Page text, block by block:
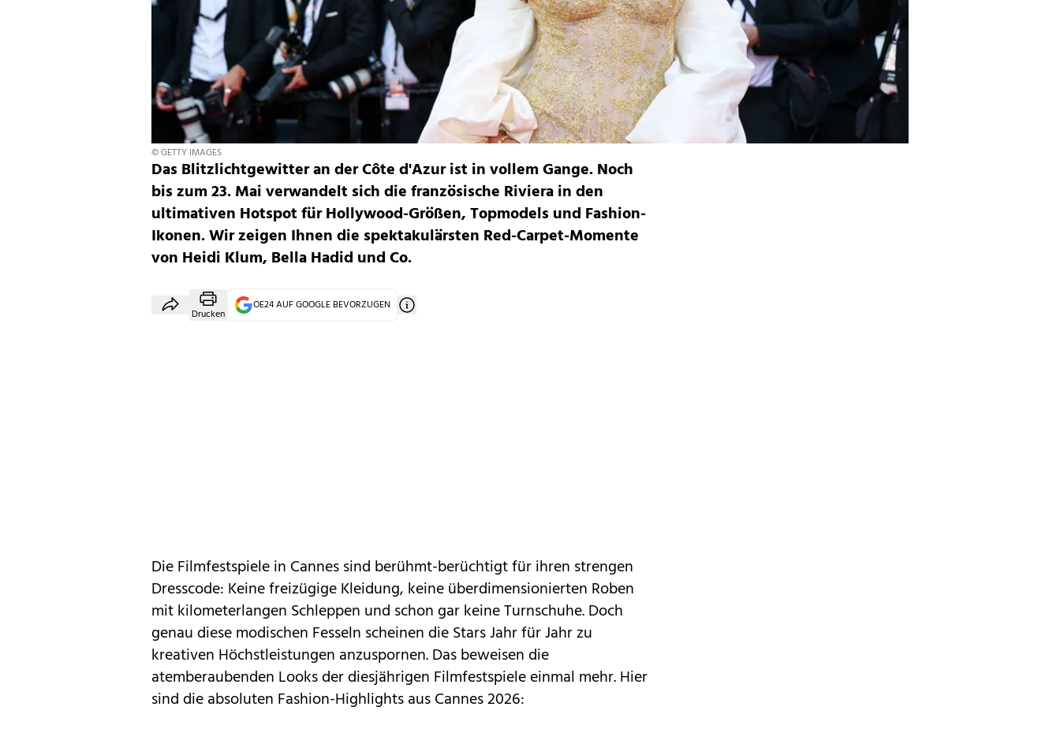
© GETTY IMAGES
Das Blitzlichtgewitter an der Côte d'Azur ist in vollem Gange. Noch
bis zum 23. Mai verwandelt sich die französische Riviera in den
ultimativen Hotspot für Hollywood-Größen, Topmodels und Fashion-
Ikonen. Wir zeigen Ihnen die spektakulärsten Red-Carpet-Momente
von Heidi Klum, Bella Hadid und Co.
Drucken
OE24 AUF GOOGLE BEVORZUGEN
DieFilmfestspiele in Cannessind berühmt-berüchtigt für ihren strengen
Dresscode: Keine freizügigeKleidung, keine überdimensionierten Roben
mit kilometerlangen Schleppen und schon gar keine Turnschuhe. Doch
genau diese modischen Fesseln scheinen die Stars Jahr für Jahr zu
kreativen Höchstleistungen anzuspornen. Das beweisen die
atemberaubenden Looks der diesjährigen Filmfestspiele einmal mehr. Hier
sind die absoluten Fashion-Highlights aus Cannes 2026: